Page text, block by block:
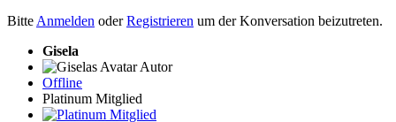
BitteAnmelden oderRegistrieren um der Konversation beizutreten.
Gisela
Autor
Offline
Platinum Mitglied